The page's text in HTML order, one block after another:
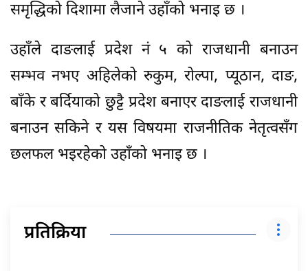
समृद्धिको दिशामा लैजाने उहाँको भनाइ छ ।
उहाँले दाङलाई प्रदेश नं ५ को राजधानी बनाउन
सम्भव नभए अहिलेको रुकुम, रोल्पा, प्यूठान, दाङ,
बाँके र बर्दियाको छुट्टै प्रदेश बनाएर दाङलाई राजधानी
बनाउन सकिने र यस विषयमा राजनीतिक नेतृत्वसँग
छलफल भइरहेको उहाँको भनाइ छ ।
प्रतिक्रिया